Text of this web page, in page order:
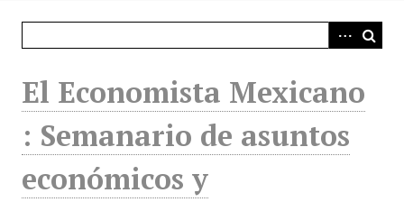
El Economista Mexicano
: Semanario de asuntos
económicos y